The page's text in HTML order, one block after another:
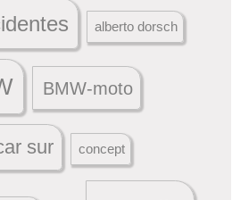
alberto dorsch
BMW-moto
sur concept